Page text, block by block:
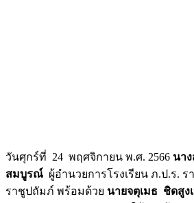
วันศุกร์ที่ 24 พฤศจิกายน พ.ศ. 2566 นา
สมบูรณ์ ผู้อำนวยการโรงเรียน ภ.ป.ร.
ราชูปถัมภ์ พร้อมด้วย นายจตุเมธ ชิดสูง